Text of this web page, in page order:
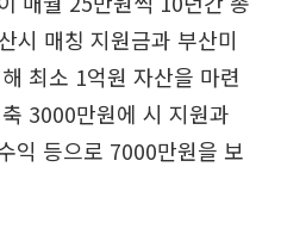
시 매칭 지원금과 부산미
최소 1억원 자산을 마련
3000만원에 시 지원과
익 등으로 7000만원을 보